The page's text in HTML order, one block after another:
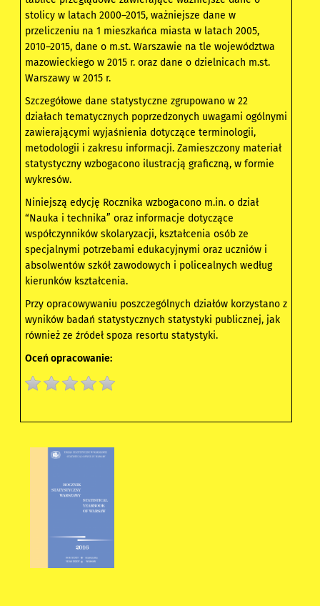
stolicy w latach 2000–2015, ważniejsze dane w
przeliczeniu na 1 mieszkańca miasta w latach 2005,
2010–2015, dane o m.st. Warszawie na tle województwa
mazowieckiego w 2015 r. oraz dane o dzielnicach m.st.
Warszawy w 2015 r.
Szczegółowe dane statystyczne zgrupowano w 22
działach tematycznych poprzedzonych uwagami ogólnymi
zawierającymi wyjaśnienia dotyczące terminologii,
metodologii i zakresu informacji. Zamieszczony materiał
statystyczny wzbogacono ilustracją graficzną, w formie
wykresów.
Niniejszą edycję Rocznika wzbogacono m.in. o dział
“Nauka i technika” oraz informacje dotyczące
współczynników skolaryzacji, kształcenia osób ze
specjalnymi potrzebami edukacyjnymi oraz uczniów i
absolwentów szkół zawodowych i policealnych według
kierunków kształcenia.
Przy opracowywaniu poszczególnych działów korzystano z
wyników badań statystycznych statystyki publicznej, jak
również ze źródeł spoza resortu statystyki.
Oceń opracowanie: